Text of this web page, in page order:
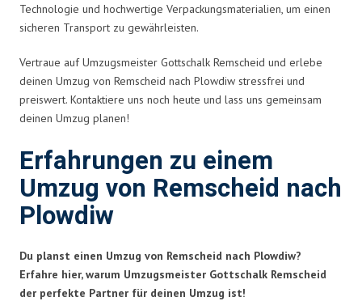
Technologie und hochwertige Verpackungsmaterialien, um einen
sicheren Transport zu gewährleisten.
Vertraue auf Umzugsmeister Gottschalk Remscheid und erlebe
deinen Umzug von Remscheid nach Plowdiw stressfrei und
preiswert. Kontaktiere uns noch heute und lass uns gemeinsam
deinen Umzug planen!
Erfahrungen zu einem
Umzug von Remscheid nach
Plowdiw
Du planst einen Umzug von Remscheid nach Plowdiw?
Erfahre hier, warum Umzugsmeister Gottschalk Remscheid
der perfekte Partner für deinen Umzug ist!